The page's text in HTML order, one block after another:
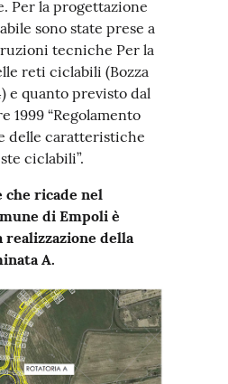
Per la progettazione
sono state prese a
tecniche Per la
reti ciclabili (Bozza
e quanto previsto dal
1999 “Regolamento
delle caratteristiche
ciclabili”.
ricade nel
di Empoli è
realizzazione della
A.